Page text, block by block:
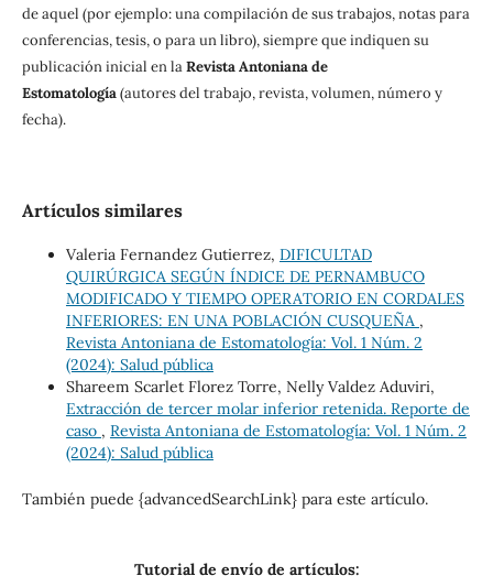
de aquel (por ejemplo: una compilación de sus trabajos, notas para
conferencias, tesis, o para un libro), siempre que indiquen su
publicación inicial en laRevista Antoniana de
Estomatología(autores del trabajo, revista, volumen, número y
fecha).
Artículos similares
Valeria Fernandez Gutierrez, DIFICULTAD
QUIRÚRGICA SEGÚN ÍNDICE DE PERNAMBUCO
MODIFICADO Y TIEMPO OPERATORIO EN CORDALES
INFERIORES: EN UNA POBLACIÓN CUSQUEÑA ,
Revista Antoniana de Estomatología: Vol. 1 Núm. 2
(2024): Salud pública
Shareem Scarlet Florez Torre, Nelly Valdez Aduviri,
Extracción de tercer molar inferior retenida. Reporte de
caso , Revista Antoniana de Estomatología: Vol. 1 Núm. 2
(2024): Salud pública
También puede {advancedSearchLink} para este artículo.
Tutorial de envío de artículos: